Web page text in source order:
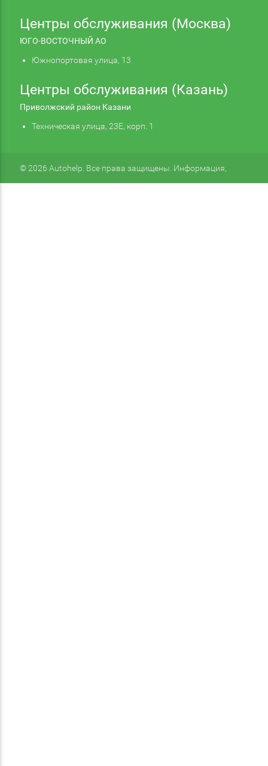
Центры обслуживания (Москва)
ЮГО-ВОСТОЧНЫЙ АО
Южнопортовая улица, 13
Центры обслуживания (Казань)
Приволжский район Казани
Техническая улица, 23Е, корп. 1
© 2026 Autohelp. Все права защищены. Информация,